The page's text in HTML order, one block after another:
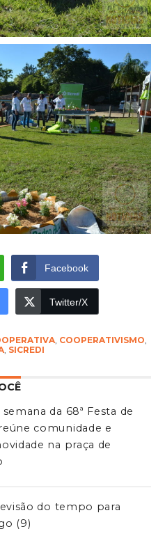
Facebook
Twitter/X
, COOPERATIVISMO
, SICREDI
da 68ª Festa de
comunidade e
na praça de
do tempo para
(9)